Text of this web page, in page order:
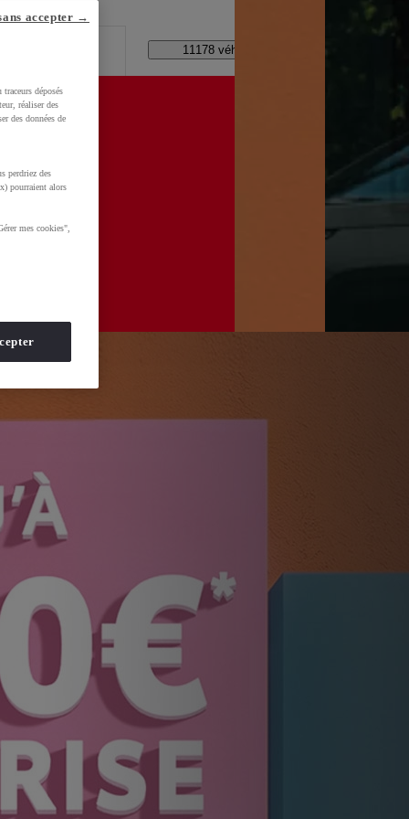
?
11178 véhicules disponibles
déposés
réaliser des
des données de
perdriez des
pourraient alors
mes cookies",
accepter →